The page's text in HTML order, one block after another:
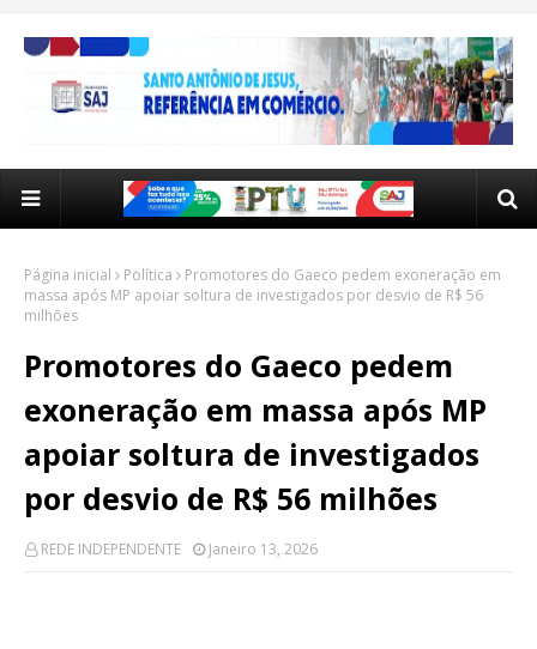
Página inicial Política
Promotores do Gaeco pedem exoneração em
massa após MP apoiar soltura de investigados por desvio de R$ 56
milhões
Promotores do Gaeco pedem
exoneração em massa após MP
apoiar soltura de investigados
por desvio de R$ 56 milhões
REDE INDEPENDENTE Janeiro 13, 2026